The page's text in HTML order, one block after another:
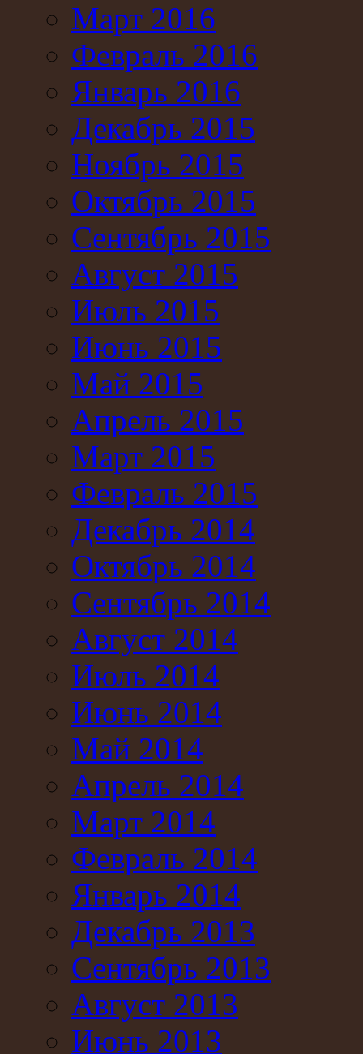
Март 2016
Февраль 2016
Январь 2016
Декабрь 2015
Ноябрь 2015
Октябрь 2015
Сентябрь 2015
Август 2015
Июль 2015
Июнь 2015
Май 2015
Апрель 2015
Март 2015
Февраль 2015
Декабрь 2014
Октябрь 2014
Сентябрь 2014
Август 2014
Июль 2014
Июнь 2014
Май 2014
Апрель 2014
Март 2014
Февраль 2014
Январь 2014
Декабрь 2013
Сентябрь 2013
Август 2013
Июнь 2013